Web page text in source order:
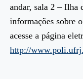
andar, sala 2 – Ilha
informações sobre
acesse a página
http://